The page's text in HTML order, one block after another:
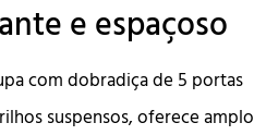
e espaçoso
com dobradiça de 5 portas
suspensos, oferece amplo